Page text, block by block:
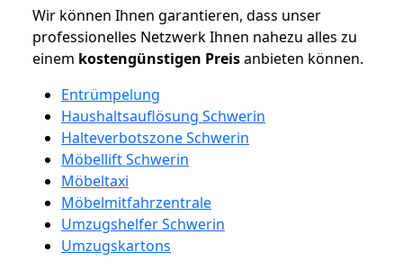
Wir können Ihnen garantieren, dass unser
professionelles Netzwerk Ihnen nahezu alles zu
einem kostengünstigen Preisanbieten können.
Entrümpelung
Haushaltsauflösung Schwerin
Halteverbotszone Schwerin
Möbellift Schwerin
Möbeltaxi
Möbelmitfahrzentrale
Umzugshelfer Schwerin
Umzugskartons